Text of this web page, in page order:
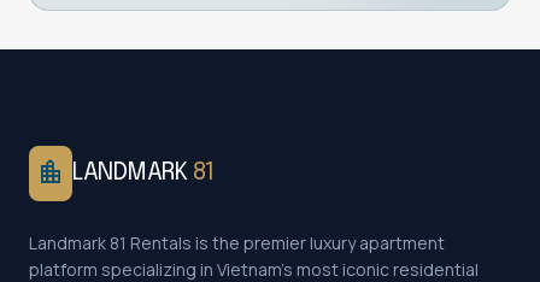
location_city LANDMARK 81
Landmark 81 Rentals is the premier luxury apartment
platform specializing in Vietnam's most iconic residential